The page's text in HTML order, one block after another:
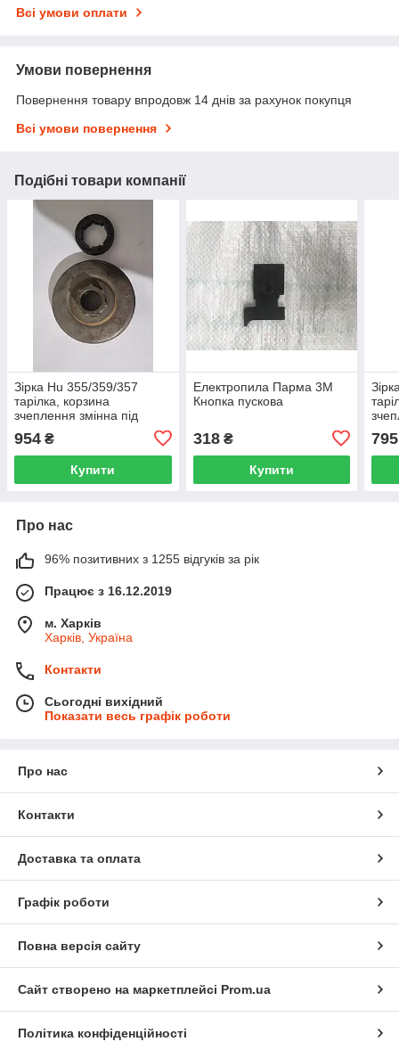
Всі умови оплати
Умови повернення
Повернення товару впродовж 14 днів за рахунок покупця
Всі умови повернення
Подібні товари компанії
Зірка Hu 355/359/357
тарілка, корзина
зчеплення змінна під
72/69/16мм
Winsdor/Oregon 108565
954 ₴
Купити
Електропила Парма 3М
Кнопка пускова
318₴
Купити
72/
795
Про нас
96% позитивних з 1255 відгуків за рік
Працює з 16.12.2019
м. Харків
Харків, Україна
Контакти
Сьогодні вихідний
Показати весь графік роботи
Про нас
Контакти
Доставка та оплата
Графік роботи
Повна версія сайту
Сайт створено на маркетплейсі Prom.ua
Політика конфіденційності